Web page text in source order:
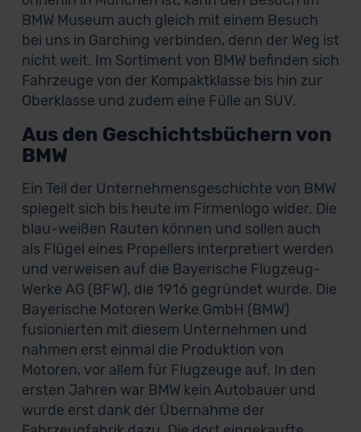
BMW Museum auch gleich mit einem Besuch
bei uns in Garching verbinden, denn der Weg ist
nicht weit. Im Sortiment von BMW befinden sich
Fahrzeuge von der Kompaktklasse bis hin zur
Oberklasse und zudem eine Fülle an SUV.
Aus den Geschichtsbüchern von
BMW
Ein Teil der Unternehmensgeschichte von BMW
spiegelt sich bis heute im Firmenlogo wider. Die
blau-weißen Rauten können und sollen auch
als Flügel eines Propellers interpretiert werden
und verweisen auf die Bayerische Flugzeug-
Werke AG (BFW), die 1916 gegründet wurde. Die
Bayerische Motoren Werke GmbH (BMW)
fusionierten mit diesem Unternehmen und
nahmen erst einmal die Produktion von
Motoren, vor allem für Flugzeuge auf. In den
ersten Jahren war BMW kein Autobauer und
wurde erst dank der Übernahme der